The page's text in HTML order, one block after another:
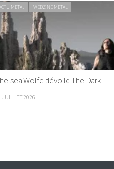
METAL WEBZINE METAL
Wolfe dévoile The Dark
JUILLET 2026